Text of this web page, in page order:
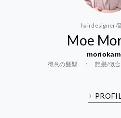
hairdesigner/
Moe
得意の髪型 ： 艶髪/似合